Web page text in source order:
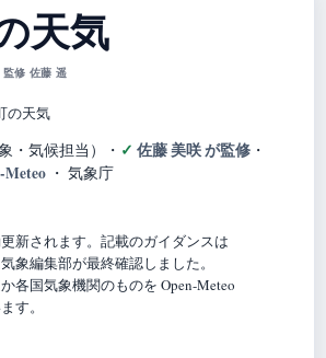
天気
修 佐藤 遥
の天気
・気候担当） ・ 佐藤 美咲 が監修 ・
Meteo ・ 気象庁
新されます。記載のガイダンスは
象編集部が最終確認しました。
各国気象機関のものを Open-Meteo
す。